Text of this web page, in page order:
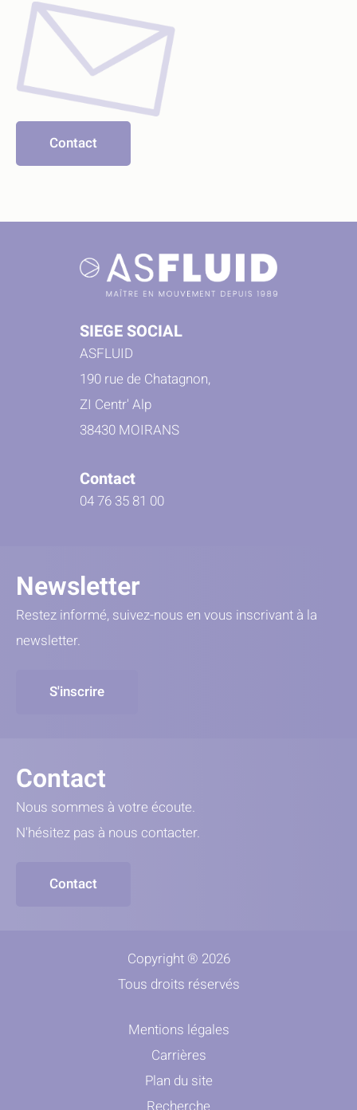
Contact
SIEGE SOCIAL
ASFLUID
190 rue de Chatagnon,
ZI Centr' Alp
38430 MOIRANS
Contact
04 76 35 81 00
Newsletter
Restez informé, suivez-nous en vous inscrivant à la
newsletter.
S'inscrire
Contact
Nous sommes à votre écoute.
N'hésitez pas à nous contacter.
Contact
Copyright ® 2026
Tous droits réservés
Mentions légales
Carrières
Plan du site